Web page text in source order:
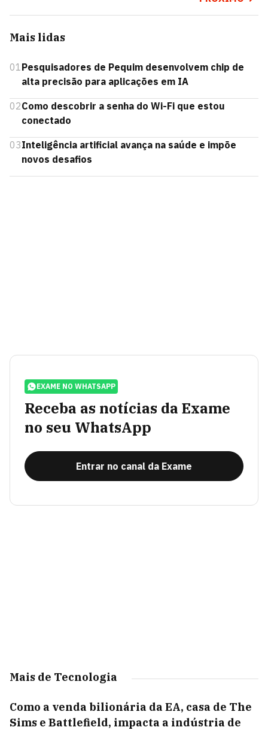
Mais lidas
01Pesquisadores de Pequim desenvolvem chip de
alta precisão para aplicações em IA
02Como descobrir a senha do Wi-Fi que estou
conectado
03Inteligência artificial avança na saúde e impõe
novos desafios
EXAME NO WHATSAPP
Receba as notícias da Exame
no seu WhatsApp
Entrar no canal da Exame
Mais de Tecnologia
Como a venda bilionária da EA, casa de The
Sims e Battlefield, impacta a indústria de